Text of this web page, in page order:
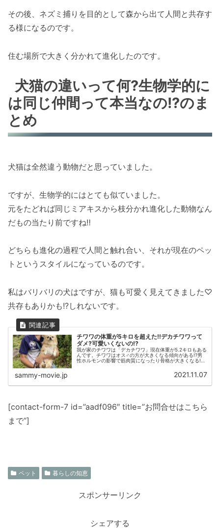
その後、ネズミ捕りを目的として森から出て人間と共存す
る様になるのです。
住む場所で大きく分かれて進化したのです。
犬猫の違いって何?生物学的に
は同じ仲間って本当なの!?のま
とめ
犬猫は全然違う動物だと思っていました。
ですが、生物学的にはとても似ていました。
元をたどれば同じミアキスから枝分かれ進化した動物なん
だもの当たり前ですね‼
どちらも進化の過程で人間と触れ合い、それが現在のペッ
トというスタイルになっているのです。
私はバリバリの犬はですが、猫も可愛く見えてきました♡
共存もありかも!?しれないです。
チワワの体重が5キロを超えた‼デカチワワって
ダメ?可愛いくないの!?
我が家のチワワは「デカチワワ」現在体重が5.2キロもある
んです。チワワはオス♂の方が大きくなる傾向がある!?男
性ホルモンの影響で筋肉質になったり骨格が大きくなる!?
主を代表して、色々な角度から調べてみました。
sammy-movie.jp 2021.11.07
[contact-form-7 id=”aadf096″ title=”お問合せはこちら
まで”]
ペット 暮らしの知恵
スポンサーリンク
シェアする